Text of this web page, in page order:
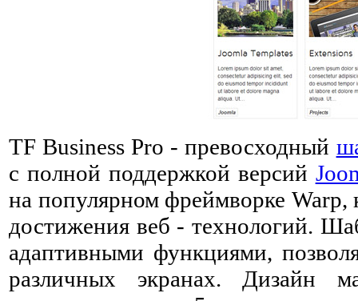
TF Business Pro - превосходный
с полной поддержкой версий
на популярном фреймворке Warp,
достижения веб - технологий.
адаптивными функциями,
различных экранах. Дизайн